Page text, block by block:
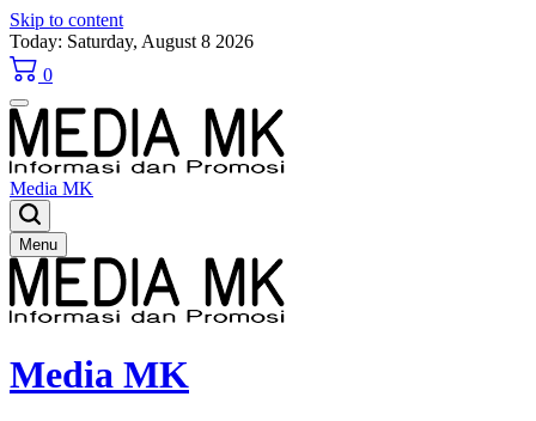
Skip to content
Today: Saturday, August 8 2026
0
Media MK
Menu
Media MK